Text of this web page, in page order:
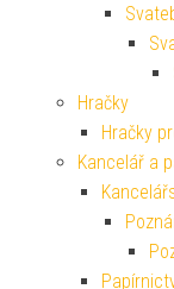
Hračky
Hračky
Kancelář a